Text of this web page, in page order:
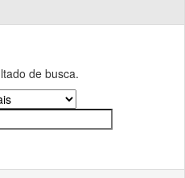
de busca.